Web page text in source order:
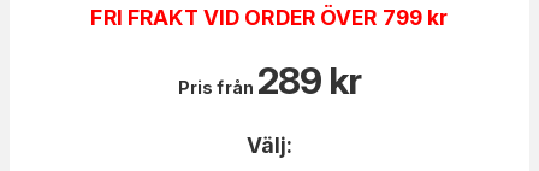
FRI FRAKT VID ORDER ÖVER 799 kr
Pris från 289 kr
Välj: